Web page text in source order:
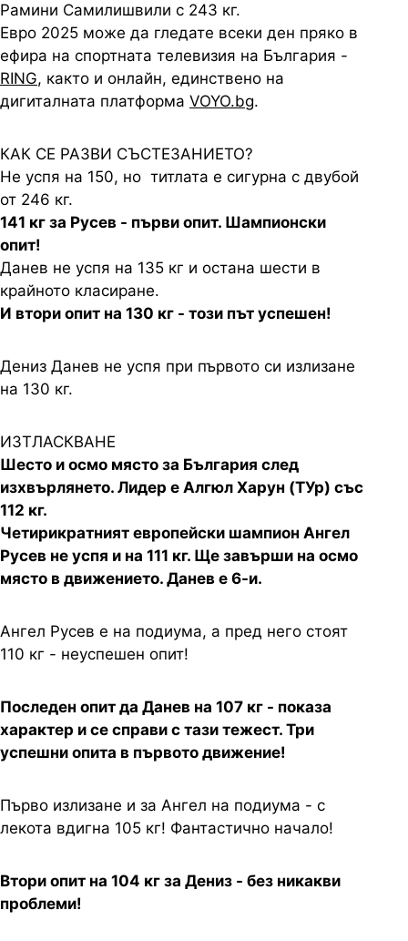
Рамини Самилишвили с 243 кг.
Евро 2025 може да гледате всеки ден пряко в
ефира на спортната телевизия на България -
RING, както и онлайн, единствено на
дигиталната платформа VOYO.bg.
КАК СЕ РАЗВИ СЪСТЕЗАНИЕТО?
Не успя на 150, но титлата е сигурна с двубой
от 246 кг.
141 кг за Русев - първи опит. Шампионски
опит!
Данев не успя на 135 кг и остана шести в
крайното класиране.
И втори опит на 130 кг - този път успешен!
Дениз Данев не успя при първото си излизане
на 130 кг.
ИЗТЛАСКВАНЕ
Шесто и осмо място за България след
изхвърлянето. Лидер е Алгюл Харун (ТУр) със
112 кг.
Четирикратният европейски шампион Ангел
Русев не успя и на 111 кг. Ще завърши на осмо
място в движението. Данев е 6-и.
Ангел Русев е на подиума, а пред него стоят
110 кг - неуспешен опит!
Последен опит да Данев на 107 кг - показа
характер и се справи с тази тежест. Три
успешни опита в първото движение!
Първо излизане и за Ангел на подиума - с
лекота вдигна 105 кг! Фантастично начало!
Втори опит на 104 кг за Дениз - без никакви
проблеми!